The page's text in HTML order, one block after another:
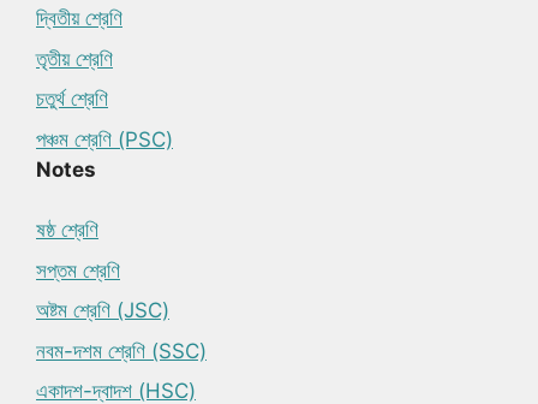
দ্বিতীয় শ্রেণি
তৃতীয় শ্রেণি
চতুর্থ শ্রেণি
পঞ্চম শ্রেণি (PSC)
Notes
ষষ্ঠ শ্রেণি
সপ্তম শ্রেণি
অষ্টম শ্রেণি (JSC)
নবম-দশম শ্রেণি (SSC)
একাদশ-দ্বাদশ (HSC)